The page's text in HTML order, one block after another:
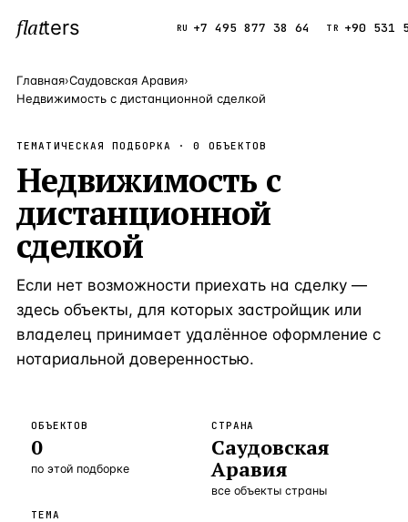
flatters RU +7 495 877 38 64 TR +90 531
Турция —Страна
Россия — Страна
Испания —Страна
Кипр —Страна
Таиланд —Страна 2 948
Сочи —Локация
Бангкок
Новороссийск
Главная›Саудовская Аравия›
Недвижимость с дистанционной сделкой
ТЕМАТИЧЕСКАЯ ПОДБОРКА ·0 ОБЪЕКТОВ
Недвижимость с
дистанционной
сделкой
Если нет возможности приехать на сделку —
здесь объекты, для которых застройщик или
владелец принимает удалённое оформление с
нотариальной доверенностью.
ОБЪЕКТОВ
0
по этой подборке
СТРАНА
Саудовская
Аравия
все объекты страны
ТЕМА